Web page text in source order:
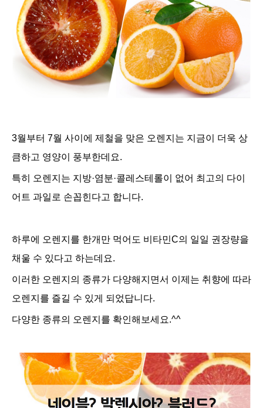
3월부터 7월 사이에 제철을 맞은 오렌지는 지금이 더욱 상
큼하고 영양이 풍부한데요.
특히 오렌지는 지방·염분·콜레스테롤이 없어 최고의 다이
어트 과일로 손꼽힌다고 합니다.
하루에 오렌지를 한개만 먹어도 비타민C의 일일 권장량을
채울 수 있다고 하는데요.
이러한 오렌지의 종류가 다양해지면서 이제는 취향에 따라
오렌지를 즐길 수 있게 되었답니다.
다양한 종류의 오렌지를 확인해보세요.^^